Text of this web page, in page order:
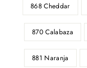
868 Cheddar
870 Calabaza
881 Naranja